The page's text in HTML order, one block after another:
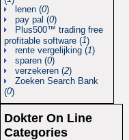
lenen (0)
pay pal (0)
Plus500™ trading free
profitable software (1)
rente vergelijking (1)
sparen (0)
verzekeren (2)
Zoeken Search Bank
(0)
Dokter On Line
Categories